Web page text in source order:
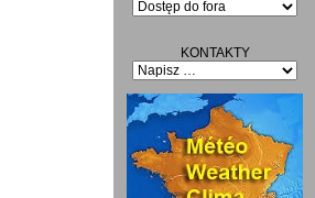
KONTAKTY